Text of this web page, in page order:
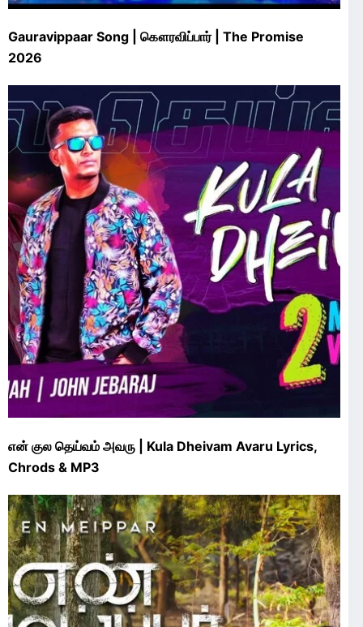
Gauravippaar Song | கௌரவிப்பார் | The Promise
2026
என் குல தெய்வம் அவரு | Kula Dheivam Avaru Lyrics,
Chrods & MP3